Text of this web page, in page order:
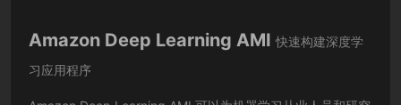
Amazon Deep Learning AMI 快速构建深度学
习应用程序